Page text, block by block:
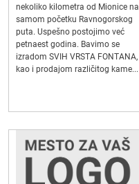
nekoliko kilometra od Mionice na
samom početku Ravnogorskog
puta. Uspešno postojimo već
petnaest godina. Bavimo se
izradom SVIH VRSTA FONTANA,
kao i prodajom različitog kame...